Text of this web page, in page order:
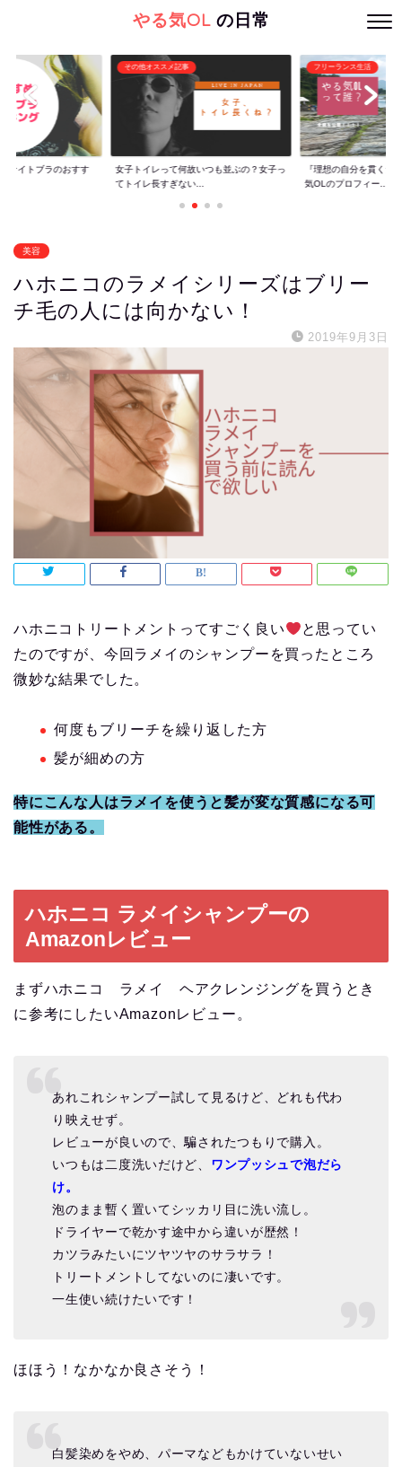
やる気OLの日常
ナイトブラのおすす
その他オススメ記事
女子トイレって何故いつも並ぶの？女子っ
てトイレ長すぎない...
フリーランス生活
『理想の自分を貫くた
気OLのプロフィー...
美容
ハホニコのラメイシリーズはブリー
チ毛の人には向かない！
2019年9月3日
ハホニコトリートメントってすごく良い
と思ってい
たのですが、今回ラメイのシャンプーを買ったところ
微妙な結果でした。
何度もブリーチを繰り返した方
髪が細めの方
特にこんな人はラメイを使うと髪が変な質感になる可
能性がある。
ハホニコ ラメイシャンプーの
Amazonレビュー
まずハホニコ ラメイ ヘアクレンジングを買うとき
に参考にしたいAmazonレビュー。
あれこれシャンプー試して見るけど、どれも代わ
り映えせず。
レビューが良いので、騙されたつもりで購入。
いつもは二度洗いだけど、 ワンプッシュで泡だら
け。
泡のまま暫く置いてシッカリ目に洗い流し。
ドライヤーで乾かす途中から違いが歴然！
カツラみたいにツヤツヤのサラサラ！
トリートメントしてないのに凄いです。
一生使い続けたいです！
ほほう！なかなか良さそう！
白髪染めをやめ、パーマなどもかけていないせい